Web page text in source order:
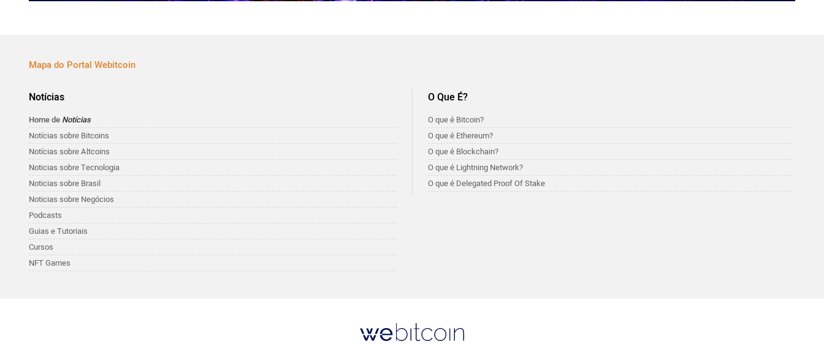
Mapa do Portal Webitcoin
Notícias
Home de Notícias
Notícias sobre Bitcoins
Notícias sobre Altcoins
Noticias sobre Tecnologia
Noticias sobre Brasil
Noticias sobre Negócios
Podcasts
Guias e Tutoriais
Cursos
NFT Games
O Que É?
O que é Bitcoin?
O que é Ethereum?
O que é Blockchain?
O que é Lightning Network?
O que é Delegated Proof Of Stake